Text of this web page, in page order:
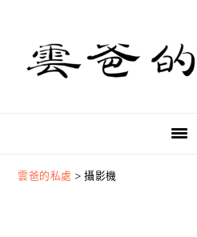
primary
navigation
content
primary
sidebar
雲爸的私處 >攝影機